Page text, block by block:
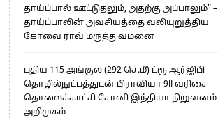
தாய்ப்பால் ஊட்டுதலும், அதற்கு அப்பாலும்” –
தாய்ப்பாலின் அவசியத்தை வலியுறுத்திய
கோவை ராவ் மருத்துவமனை
புதிய 115 அங்குல (292 செ.மீ) ட்ரூ ஆர்ஜிபி
தொழில்நுட்பத்துடன் பிராவியா 9II வரிசை
தொலைக்காட்சி சோனி இந்தியா நிறுவனம்
அறிமுகம்